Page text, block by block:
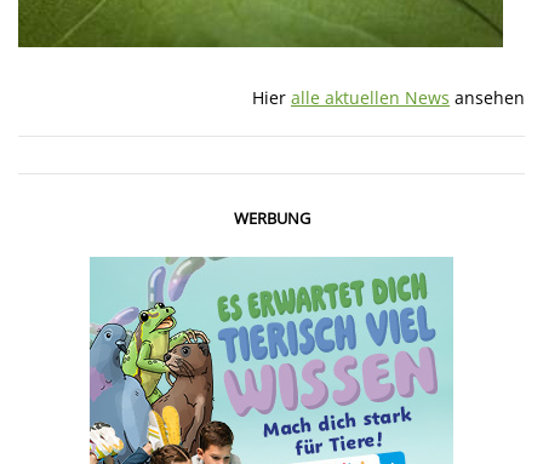
Hier alle aktuellen News ansehen
WERBUNG